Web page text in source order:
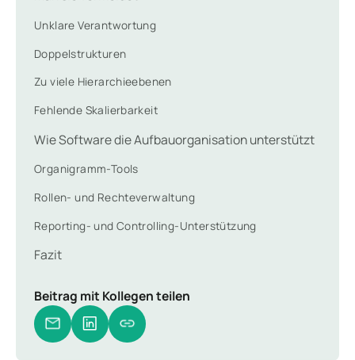
Unklare Verantwortung
Doppelstrukturen
Zu viele Hierarchieebenen
Fehlende Skalierbarkeit
Wie Software die Aufbauorganisation unterstützt
Organigramm-Tools
Rollen- und Rechteverwaltung
Reporting- und Controlling-Unterstützung
Fazit
Beitrag mit Kollegen teilen